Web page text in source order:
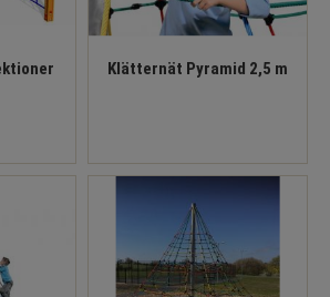
Klätternät Pyramid 2,5 m